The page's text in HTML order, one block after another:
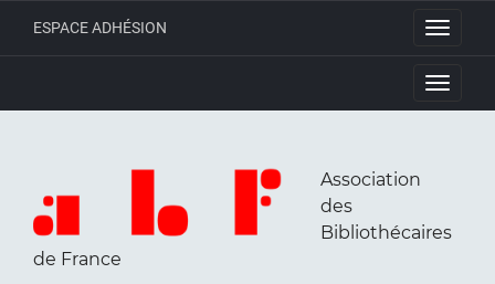
Toggle
ESPACE ADHÉSION
Toggle
Association
des
Bibliothécaires
de France